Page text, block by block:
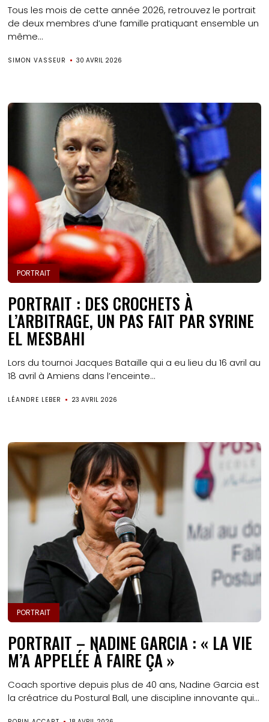
Tous les mois de cette année 2026, retrouvez le portrait
de deux membres d’une famille pratiquant ensemble un
même...
SIMON VASSEUR 30 AVRIL 2026
PORTRAIT
PORTRAIT : DES CROCHETS À
L’ARBITRAGE, UN PAS FAIT PAR SYRINE
EL MESBAHI
Lors du tournoi Jacques Bataille qui a eu lieu du 16 avril au
18 avril à Amiens dans l’enceinte...
LÉANDRE LEBER 23 AVRIL 2026
PORTRAIT
PORTRAIT – NADINE GARCIA : « LA VIE
M’A APPELÉE À FAIRE ÇA »
Coach sportive depuis plus de 40 ans, Nadine Garcia est
la créatrice du Postural Ball, une discipline innovante qui...